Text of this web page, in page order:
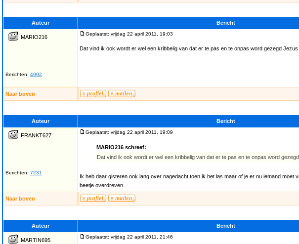
Auteur Bericht
MARIO216
Berichten: 4992
Geplaatst: vrijdag 22 april 2011, 19:03
Dat vind ik ook wordt er wel een kribbelig van dat er te pas en te onpas word gezegd Jezus
Naar boven
Auteur Bericht
FRANKT627
Berichten: 7231
Geplaatst: vrijdag 22 april 2011, 19:09
MARIO216 schreef:
Dat vind ik ook wordt er wel een kribbelig van dat er te pas en te onpas word
Ik heb daar gisteren ook lang over nagedacht toen ik het las maar of je er nu iemand moet
beetje overdreven.
Naar boven
Auteur Bericht
MARTIN695
Geplaatst: vrijdag 22 april 2011, 21:46